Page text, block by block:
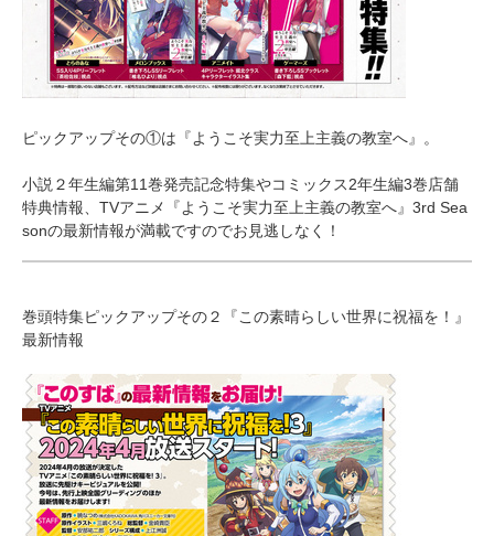
ピックアップその①は『ようこそ実力至上主義の教室へ』。
小説２年生編第11巻発売記念特集やコミックス2年生編3巻店舗
特典情報、TVアニメ『ようこそ実力至上主義の教室へ』3rd Sea
sonの最新情報が満載ですのでお見逃しなく！
巻頭特集ピックアップその２『この素晴らしい世界に祝福を！』
最新情報